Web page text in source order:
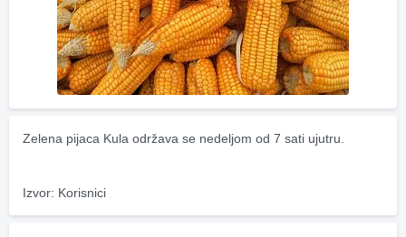
Zelena pijaca Kula održava se nedeljom od 7 sati ujutru.
Izvor: Korisnici